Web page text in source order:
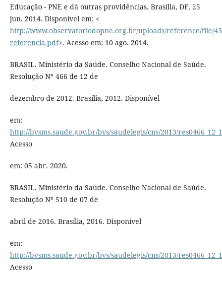
Educação - PNE e dá outras providências. Brasília, DF, 25
jun. 2014. Disponível em: <
http://www.observatoriodopne.org.br/uploads/reference/file/
referencia.pdf>. Acesso em: 10 ago. 2014.
BRASIL. Ministério da Saúde. Conselho Nacional de Saúde.
Resolução Nº 466 de 12 de
dezembro de 2012. Brasília, 2012. Disponível
em:
http://bvsms.saude.gov.br/bvs/saudelegis/cns/2013/
Acesso
em: 05 abr. 2020.
BRASIL. Ministério da Saúde. Conselho Nacional de Saúde.
Resolução Nº 510 de 07 de
abril de 2016. Brasília, 2016. Disponível
em:
http://bvsms.saude.gov.br/bvs/saudelegis/cns/2013/
Acesso